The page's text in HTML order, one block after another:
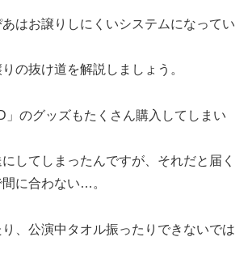
はお譲りしにくいシステムになってい
の抜け道を解説しましょう。
」のグッズもたくさん購入してしまい
してしまったんですが、それだと届く
に合わない…。
、公演中タオル振ったりできないでは